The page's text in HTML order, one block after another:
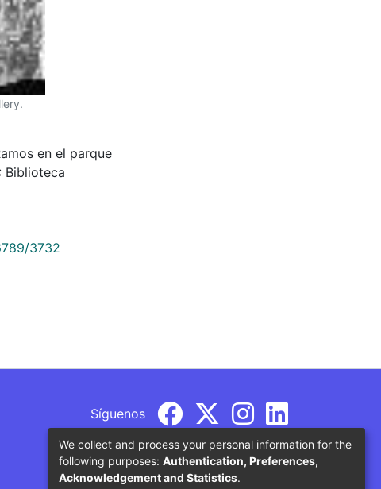
en el parque
Biblioteca
3732
Síguenos
We collect and process your personal information for the
following purposes: Authentication, Preferences,
Acknowledgement and Statistics.